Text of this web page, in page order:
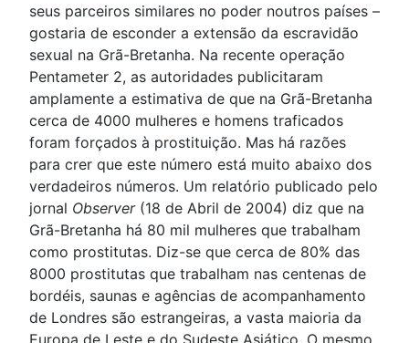
seus parceiros similares no poder noutros países –
gostaria de esconder a extensão da escravidão
sexual na Grã-Bretanha. Na recente operação
Pentameter 2, as autoridades publicitaram
amplamente a estimativa de que na Grã-Bretanha
cerca de 4000 mulheres e homens traficados
foram forçados à prostituição. Mas há razões
para crer que este número está muito abaixo dos
verdadeiros números. Um relatório publicado pelo
jornal Observer(18 de Abril de 2004) diz que na
Grã-Bretanha há 80 mil mulheres que trabalham
como prostitutas. Diz-se que cerca de 80% das
8000 prostitutas que trabalham nas centenas de
bordéis, saunas e agências de acompanhamento
de Londres são estrangeiras, a vasta maioria da
Europa de Leste e do Sudeste Asiático. O mesmo